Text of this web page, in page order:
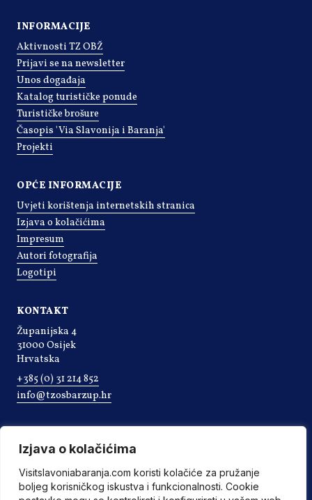
Izjava o kolačićima
Visitslavoniabaranja.com koristi kolačiće za pružanje
boljeg korisničkog iskustva i funkcionalnosti. Cookie
INFORMACIJE
Aktivnosti TZ OBŽ
Prijavi se na newsletter
Unos događaja
Katalog turističke ponude
Turističke brošure
Časopis 'Via Slavonija i Baranja'
Projekti
OPĆE INFORMACIJE
Uvjeti korištenja internetskih stranica
Izjava o kolačićima
Impresum
Autori fotografija
Logotipi
KONTAKT
Županijska 4
31000 Osijek
Hrvatska
+385 (0) 31 214 852
info@tzosbarzup.hr